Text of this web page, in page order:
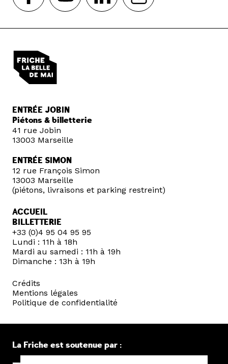
ENTRÉE JOBIN
Piétons & billetterie
41 rue Jobin
13003 Marseille
ENTRÉE SIMON
12 rue François Simon
13003 Marseille
(piétons, livraisons et parking restreint)
ACCUEIL
BILLETTERIE
+33 (0)4 95 04 95 95
Lundi : 11h à 18h
Mardi au samedi : 11h à 19h
Dimanche : 13h à 19h
Crédits
Mentions légales
Politique de confidentialité
La Friche est soutenue par :